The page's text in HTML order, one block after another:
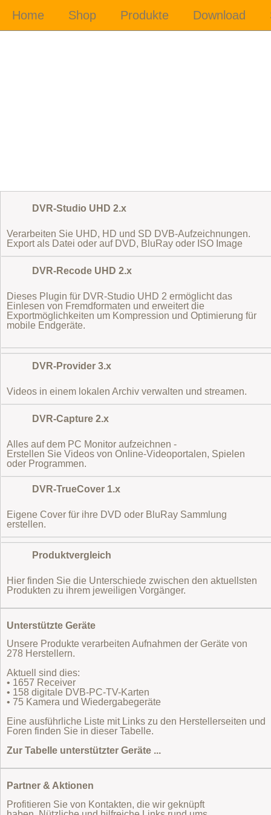
DVR-Studio UHD 2.x
Verarbeiten Sie UHD, HD und SD DVB-Aufzeichnungen.
Export als Datei oder auf DVD, BluRay oder ISO Image
DVR-Recode UHD 2.x
Dieses Plugin für DVR-Studio UHD 2 ermöglicht das
Einlesen von Fremdformaten und erweitert die
Exportmöglichkeiten um Kompression und Optimierung für
mobile Endgeräte.
DVR-Provider 3.x
Videos in einem lokalen Archiv verwalten und streamen.
DVR-Capture 2.x
Alles auf dem PC Monitor aufzeichnen -
Erstellen Sie Videos von Online-Videoportalen, Spielen
oder Programmen.
DVR-TrueCover 1.x
Eigene Cover für ihre DVD oder BluRay Sammlung
erstellen.
Produktvergleich
Hier finden Sie die Unterschiede zwischen den aktuellsten
Produkten zu ihrem jeweiligen Vorgänger.
Unterstützte Geräte
Unsere Produkte verarbeiten Aufnahmen der Geräte von
278 Herstellern.
Aktuell sind dies:
• 1657 Receiver
• 158 digitale DVB-PC-TV-Karten
• 75 Kamera und Wiedergabegeräte
Eine ausführliche Liste mit Links zu den Herstellerseiten und
Foren finden Sie in dieser Tabelle.
Zur Tabelle unterstützter Geräte ...
Partner & Aktionen
Profitieren Sie von Kontakten, die wir geknüpft